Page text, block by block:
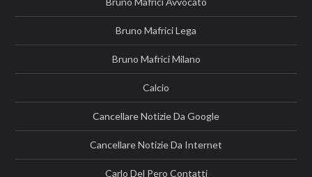
Bruno Mafrici Lega
Bruno Mafrici Milano
Calcio
Cancellare Notizie Da Google
Cancellare Notizie Da Internet
Carlo Del Pero Contatti